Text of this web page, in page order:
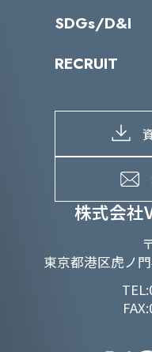
株式会社
東京都港区虎ノ
IRカレンダー
IRライブラリー
よくあるご質
SDGs/D&I
当グループの
SDGs推進体制
D&Iの取り組み
RECRUIT
募集職種一覧
メッセージ
メンバーイン